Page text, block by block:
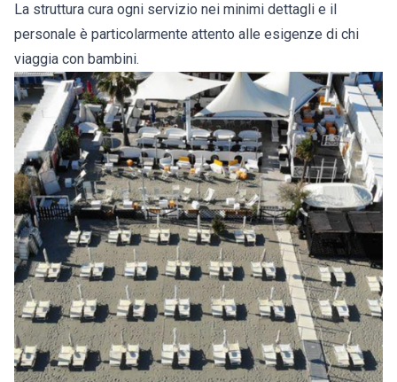
La struttura cura ogni servizio nei minimi dettagli e il
personale è particolarmente attento alle esigenze di chi
viaggia con bambini.